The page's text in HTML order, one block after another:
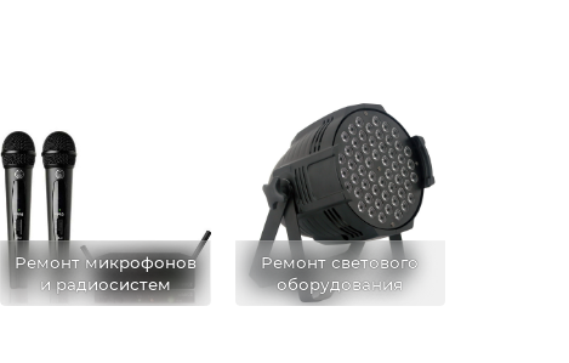
Ремонт микрофонов
и радиосистем
Ремонт светового
оборудования